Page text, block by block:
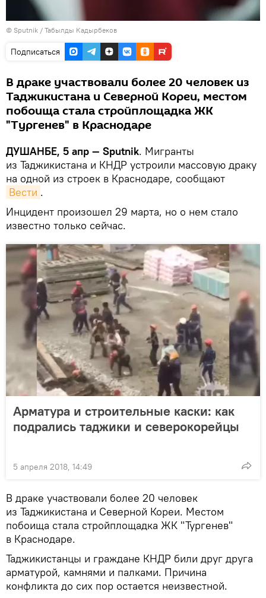
© Sputnik / Табылды Кадырбеков
Подписаться
В драке участвовали более 20 человек из
Таджикистана и Северной Кореи, местом
побоища стала стройплощадка ЖК
"Тургенев" в Краснодаре
ДУШАНБЕ, 5 апр — Sputnik. Мигранты
из Таджикистана и КНДР устроили массовую драку
на одной из строек в Краснодаре, сообщают
Вести .
Инцидент произошел 29 марта, но о нем стало
известно только сейчас.
Арматура и строительные каски: как
подрались таджики и северокорейцы
5 апреля 2018, 14:49
В драке участвовали более 20 человек
из Таджикистана и Северной Кореи. Местом
побоища стала стройплощадка ЖК "Тургенев"
в Краснодаре.
Таджикистанцы и граждане КНДР били друг друга
арматурой, камнями и палками. Причина
конфликта до сих пор остается неизвестной.